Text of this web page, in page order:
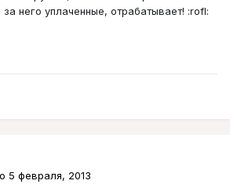
него уплаченные, отрабатывает! :rofl:
5 февраля, 2013